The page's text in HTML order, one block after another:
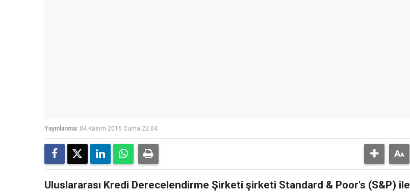
Yayınlanma: 04 Kasım 2016 Cuma 22:04
Uluslararası Kredi Derecelendirme Şirketi şirketi Standard & Poor's (S&P) ile